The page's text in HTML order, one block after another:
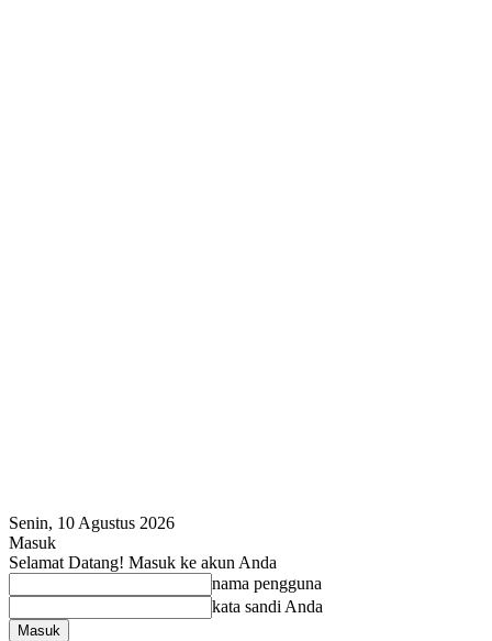
Senin, 10 Agustus 2026
Masuk
Selamat Datang! Masuk ke akun Anda
nama pengguna
kata sandi Anda